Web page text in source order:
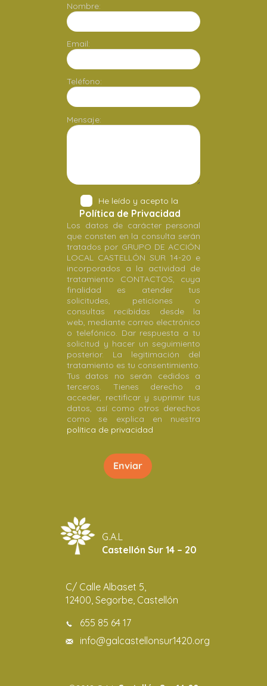
Nombre:
Email:
Teléfono:
Mensaje:
He leído y acepto la
Política de Privacidad
Los datos de carácter personal
que consten en la consulta serán
tratados por GRUPO DE ACCIÓN
LOCAL CASTELLÓN SUR 14-20 e
incorporados a la actividad de
tratamiento CONTACTOS, cuya
finalidad es atender tus
solicitudes, peticiones o
consultas recibidas desde la
web, mediante correo electrónico
o telefónico. Dar respuesta a tu
solicitud y hacer un seguimiento
posterior. La legitimación del
tratamiento es tu consentimiento.
Tus datos no serán cedidos a
terceros. Tienes derecho a
acceder, rectificar y suprimir tus
datos, así como otros derechos
como se explica en nuestra
política de privacidad
G.A.L
Castellón Sur 14 – 20
C/ Calle Albaset 5,
12400, Segorbe, Castellón
655 85 64 17
info@galcastellonsur1420.org